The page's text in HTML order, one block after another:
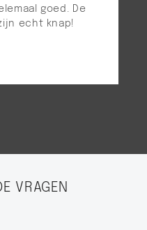
goed. De
echt knap!
VRAGEN